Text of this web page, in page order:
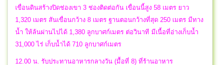
เขื่อนดินสร้างปิดช่องเขา 3 ช่องติดต่อกัน เขื่อนนี้สูง 58 เมตร ยาว
1,320 เมตร สันเขื่อนกว้าง 8 เมตร ฐานตอนกว้างที่สุด 250 เมตร มีทาง
น้ำ ให้ล้นผ่านไปได้ 1,380 ลูกบาศก์เมตร ต่อวินาที มีเนื้อที่อ่างเก็บน้ำ
31,000 ไร่ เก็บน้ำได้ 710 ลูกบาศก์เมตร
12.00 น. รับประทานอาหารกลางวัน (มื้อที่ 8) ที่ร้านอาหาร